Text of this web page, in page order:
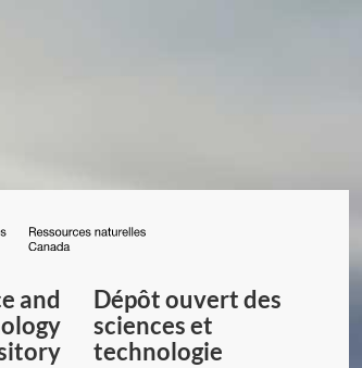
du
Canada
and
Dépôt ouvert des
sciences et
technologie